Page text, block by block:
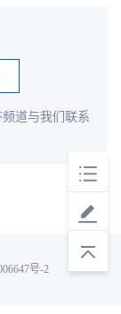
道与我们联系
号-2